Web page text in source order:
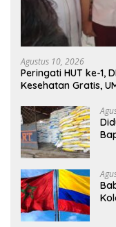
Agustus 10, 2026
Peringati HUT ke-1,
Kesehatan Gratis,